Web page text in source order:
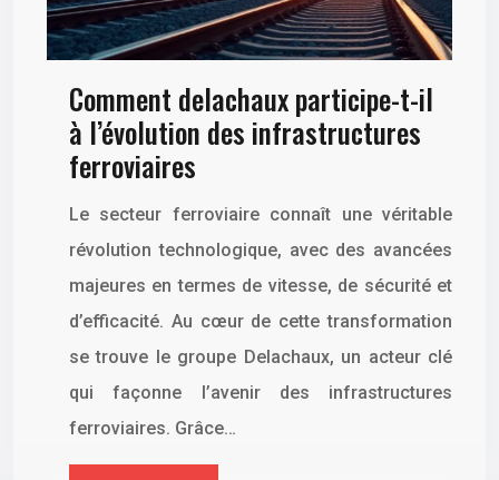
Comment delachaux participe-t-il
à l’évolution des infrastructures
ferroviaires
Le secteur ferroviaire connaît une véritable
révolution technologique, avec des avancées
majeures en termes de vitesse, de sécurité et
d’efficacité. Au cœur de cette transformation
se trouve le groupe Delachaux, un acteur clé
qui façonne l’avenir des infrastructures
ferroviaires. Grâce…